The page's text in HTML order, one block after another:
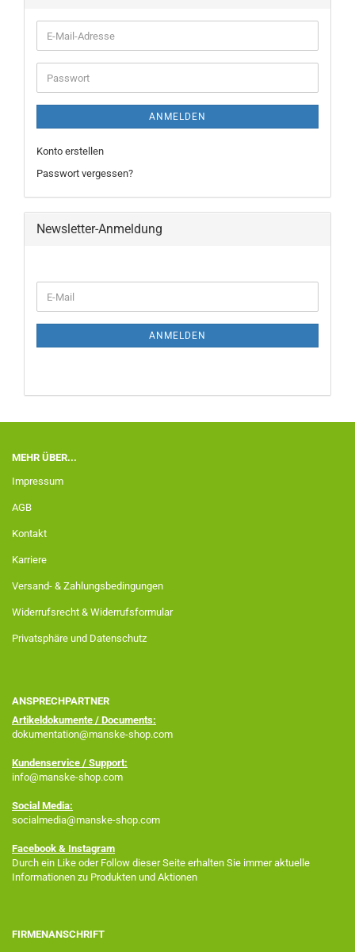
ANMELDEN
Konto erstellen
Passwort vergessen?
Newsletter-Anmeldung
ANMELDEN
MEHR ÜBER...
Impressum
AGB
Kontakt
Karriere
Versand- & Zahlungsbedingungen
Widerrufsrecht & Widerrufsformular
Privatsphäre und Datenschutz
ANSPRECHPARTNER
Artikeldokumente / Documents:
dokumentation@manske-shop.com
Kundenservice / Support:
info@manske-shop.com
Social Media:
socialmedia@manske-shop.com
Facebook & Instagram
Durch ein Like oder Follow dieser Seite erhalten Sie immer aktuelle
Informationen zu Produkten und Aktionen
FIRMENANSCHRIFT